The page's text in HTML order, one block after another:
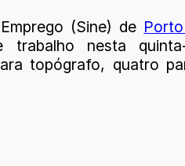
(Sine) de
nesta
topógrafo, quatro